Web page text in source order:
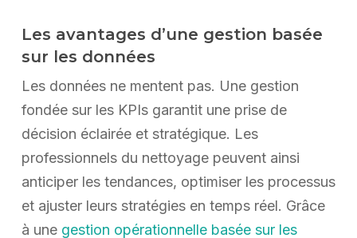
Les avantages d’une gestion basée
sur les données
Les données ne mentent pas. Une gestion
fondée sur les KPIs garantit une prise de
décision éclairée et stratégique. Les
professionnels du nettoyage peuvent ainsi
anticiper les tendances, optimiser les processus
et ajuster leurs stratégies en temps réel. Grâce
à une gestion opérationnelle basée sur les